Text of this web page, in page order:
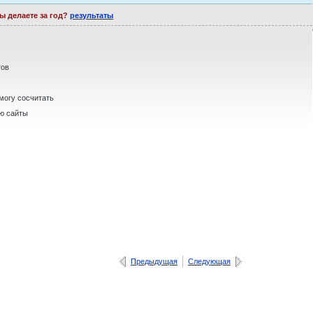
делаете за год?результаты
сосчитать
сайты
Предыдущая Следующая